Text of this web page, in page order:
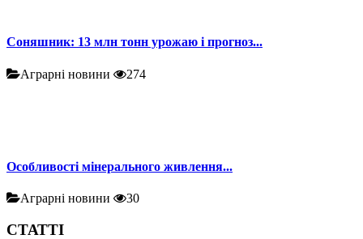
Соняшник: 13 млн тонн урожаю і прогноз...
Аграрні новини 274
Особливості мінерального живлення...
Аграрні новини 30
СТАТТІ